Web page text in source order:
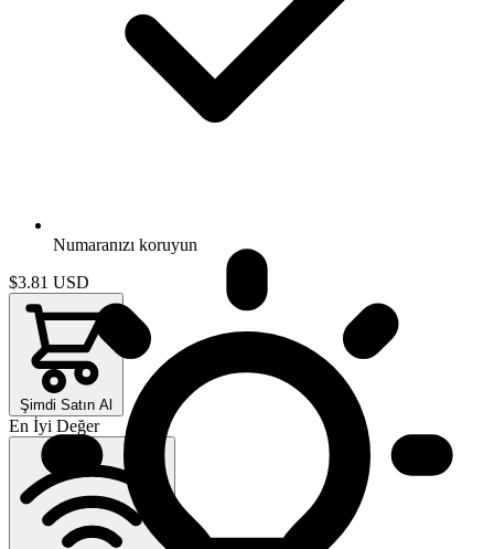
Numaranızı koruyun
$3.81 USD
Şimdi Satın Al
En İyi Değer